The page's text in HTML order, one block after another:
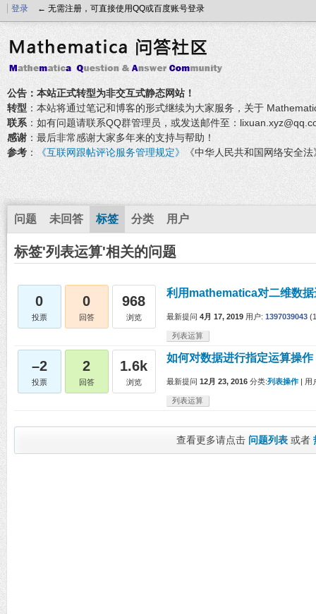
登录 ← 无需注册，可直接使用QQ或百度账号登录
公告：本站正式转型为非交互式静态网站！
转型 ：本站将通过笔记和博客的形式继续为大家服务，关于
联系 ：如有问题请联系QQ群管理员，或发送邮件至：
感谢 ：最后非常感谢大家多年来的支持与帮助！
参考 ： 《互联网跟帖评论服务管理规定》 《中华人民共和国网络安全
问题 未回答 标签 分类 用户
标签'列表运算'相关的问题
0
投票
0
回答
968
浏览
利用mathematica对二维数
最新提问 4月 17, 2019 用户: 1397039043 (
列表运算
–2
投票
2
回答
1.6k
浏览
如何对数据进行指定运算操作
最新提问 12月 23, 2016 分类:列表操作 用
列表运算
查看更多请点击 问题列表 或者